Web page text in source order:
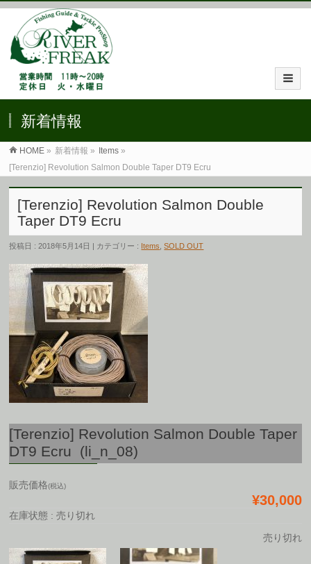
新着情報
HOME » 新着情報 » Items »
[Terenzio] Revolution Salmon Double Taper DT9 Ecru
[Terenzio] Revolution Salmon Double
Taper DT9 Ecru
投稿日 : 2018年5月14日 | カテゴリー : Items ,SOLD OUT
[Terenzio] Revolution Salmon Double Taper
DT9 Ecru (li_n_08)
販売価格(税込)
¥30,000
在庫状態 : 売り切れ
売り切れ